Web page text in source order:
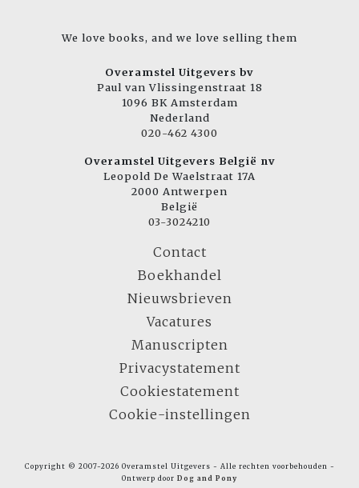
We love books, and we love selling them
Overamstel Uitgevers bv
Paul van Vlissingenstraat 18
1096 BK Amsterdam
Nederland
020-462 4300
Overamstel Uitgevers België nv
Leopold De Waelstraat 17A
2000 Antwerpen
België
03-3024210
Contact
Boekhandel
Nieuwsbrieven
Vacatures
Manuscripten
Privacystatement
Cookiestatement
Cookie-instellingen
Copyright © 2007-2026 Overamstel Uitgevers - Alle rechten voorbehouden -
Ontwerp door Dog and Pony